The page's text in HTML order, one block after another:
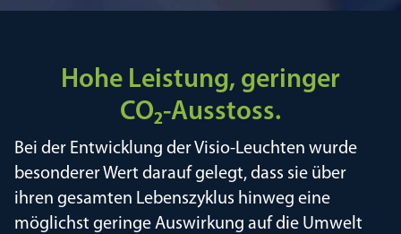
Hohe Leistung, geringer
CO₂-Ausstoss.
Bei der Entwicklung der Visio-Leuchten wurde
besonderer Wert darauf gelegt, dass sie über
ihren gesamten Lebenszyklus hinweg eine
möglichst geringe Auswirkung auf die Umwelt